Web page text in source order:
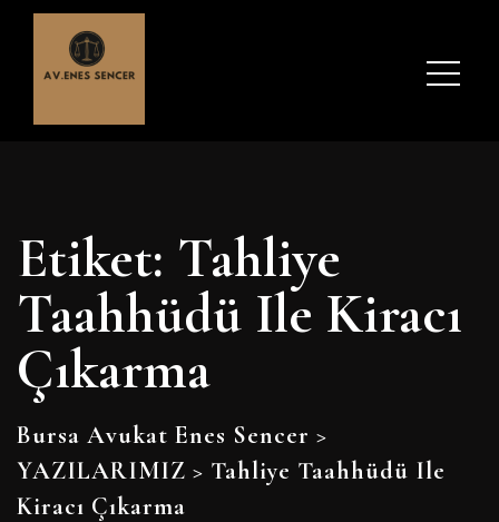
Etiket: Tahliye
Taahhüdü Ile Kiracı
Çıkarma
Bursa Avukat Enes Sencer >
YAZILARIMIZ > Tahliye Taahhüdü Ile
Kiracı Çıkarma